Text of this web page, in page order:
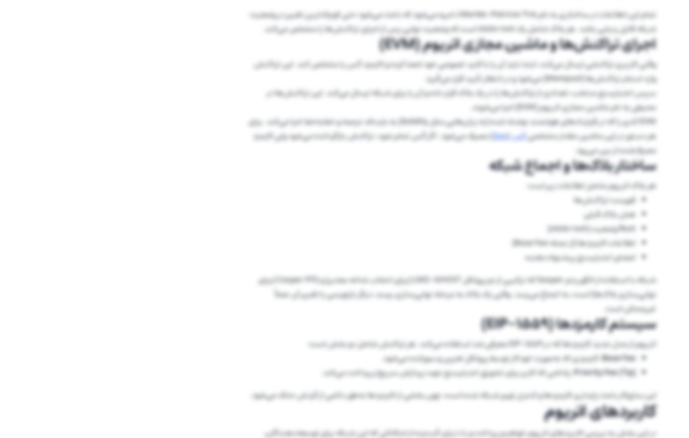
تمام این اطلاعات در ساختاری به نام Merkle-Patricia Trie ذخیره می‌شود که باعث می‌شود حتی کوچک‌ترین تغییر در وضعیت
شبکه قابل ردیابی باشد. هر بلاک شامل یک state root است که وضعیت نهایی پس از اجرای تراکنش‌ها را مشخص می‌کند.
اجرای تراکنش‌ها و ماشین مجازی اتریوم (EVM)
وقتی کاربری تراکنشی ارسال می‌کند، ابتدا باید آن را با کلید خصوصی خود امضا کرده و کارمزد گس را مشخص کند. این تراکنش
وارد استخر تراکنش‌ها (Mempool) می‌شود و در انتظار تأیید قرار می‌گیرد.
سپس اعتبارسنج منتخب، تعدادی از تراکنش‌ها را در یک بلاک قرار داده و آن را برای شبکه ارسال می‌کند. این تراکنش‌ها در
محیطی به نام ماشین مجازی اتریوم (EVM) اجرا می‌شوند.
EVM کدی را که در قراردادهای هوشمند نوشته شده (به زبان‌هایی مثل Solidity) به بایت‌کد ترجمه و خط‌به‌خط اجرا می‌کند. برای
هر دستور در این ماشین مقدار مشخصیگس(
Gas) مصرف می‌شود. اگر گس تمام شود، تراکنش بازگردانده می‌شود ولی کارمزد
مصرف‌شده از بین می‌رود.
ساختار بلاک‌ها و اجماع شبکه
هر بلاک اتریوم شامل اطلاعات زیر است:
فهرست تراکنش‌ها
هش بلاک قبلی
Root وضعیت (state root)
اطلاعات کارمزدها (از جمله Base Fee)
امضای اعتبارسنج پیشنهاددهنده
شبکه با استفاده از الگوریتم Gasper که ترکیبی از دو پروتکل LMD-GHOST (برای انتخاب شاخه معتبر) و Casper FFG (برای
نهایی‌سازی بلاک‌ها) است، به اجماع می‌رسد. وقتی یک بلاک به مرحله نهایی‌سازی برسد، دیگر بازنویسی یا تغییر آن عملاً
غیرممکن است.
سیستم کارمزدها (EIP-1559)
اتریوم از مدل جدید کارمزدها که در EIP-1559 معرفی شد استفاده می‌کند. هر تراکنش شامل دو بخش است:
Base Fee:کارمزدی که به‌صورت خودکار توسط پروتکل تعیین و سوزانده می‌شود.
Priority Fee (Tip): پاداشی که کاربر برای تشویق اعتبارسنج جهت پردازش سریع‌تر پرداخت می‌کند.
این سازوکار باعث پایداری کارمزدها و کنترل تورم شبکه شده است، چون بخشی از کارمزدها به‌طور دائمی از گردش حذف می‌شود.
کاربردهای اتریوم
در این بخش به بررسی کاربردهای اتریوم خواهیم پرداخت و با دنیای گسترده‌ از امکاناتی که این شبکه برای توسعه‌دهندگان،